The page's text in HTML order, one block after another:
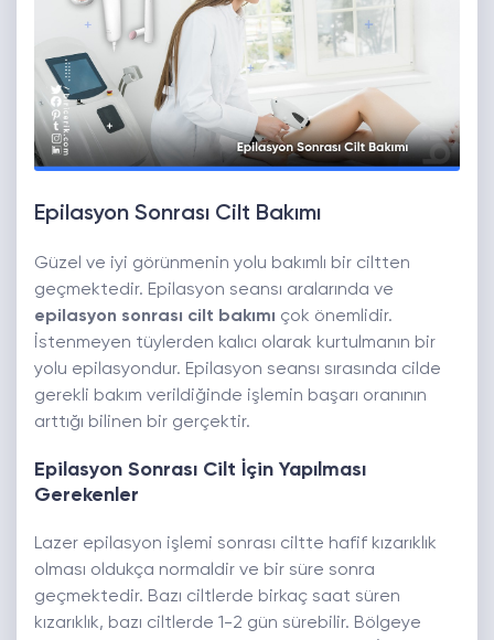
Epilasyon Sonrası Cilt Bakımı
Güzel ve iyi görünmenin yolu bakımlı bir ciltten
geçmektedir. Epilasyon seansı aralarında ve
epilasyon sonrası cilt bakımı çok önemlidir.
İstenmeyen tüylerden kalıcı olarak kurtulmanın bir
yolu epilasyondur. Epilasyon seansı sırasında cilde
gerekli bakım verildiğinde işlemin başarı oranının
arttığı bilinen bir gerçektir.
Epilasyon Sonrası Cilt İçin Yapılması
Gerekenler
Lazer epilasyon işlemi sonrası ciltte hafif kızarıklık
olması oldukça normaldir ve bir süre sonra
geçmektedir. Bazı ciltlerde birkaç saat süren
kızarıklık, bazı ciltlerde 1-2 gün sürebilir. Bölgeye